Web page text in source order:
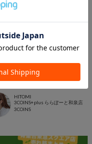
大人気商品•再入荷まとめブロ
HITOMI
3COINS+plus ららぽーと和泉店
3COINS